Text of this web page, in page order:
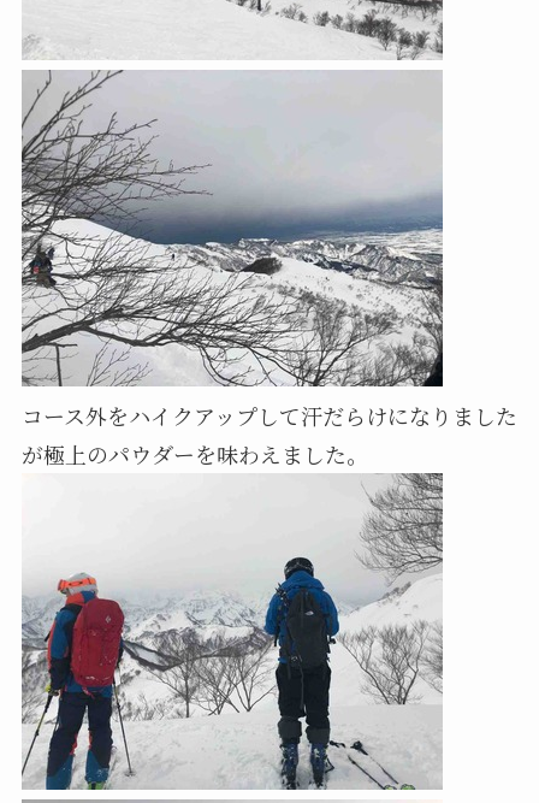
コース外をハイクアップして汗だらけになりました
が極上のパウダーを味わえました。